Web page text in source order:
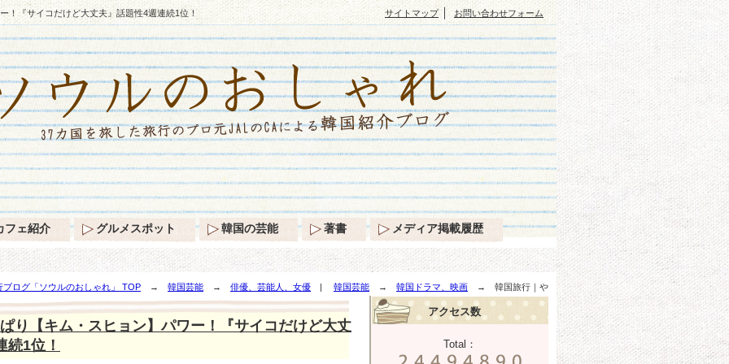
！『サイコだけど大丈夫』話題性4週連続1位！
ログ「ソウルのおしゃれ」 TOP → 韓国芸能 → 俳優、芸能人、女優 | 韓国芸能 → 韓国ドラマ、映画 → 韓国旅行｜や
けど大丈夫』話題性4週連続1位！
り【キム・スヒョン】パワー！『サイコだけど大丈
続1位！
アクセス数
Total：
サイトマップ｜ お問い合わせフォーム
フェ紹介 グルメスポット 韓国の芸能 著書 メディア掲載履歴